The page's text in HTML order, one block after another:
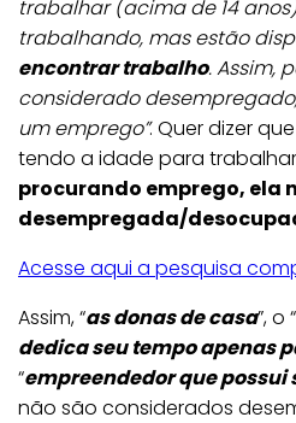
trabalhar (acima de 14
trabalhando, mas estão
encontrar trabalho. Assim,
considerado
um emprego”. Quer dizer
tendo a idade para trabalhar
procurando emprego, ela
desempregada/
Acesse aqui a pesquisa
Assim, “as donas de casa”, o “
dedica seu tempo apenas
“empreendedor que possui
não são considerados